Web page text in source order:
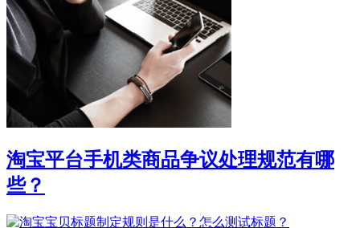
淘宝平台手机类商品争议处理规范有哪
些？